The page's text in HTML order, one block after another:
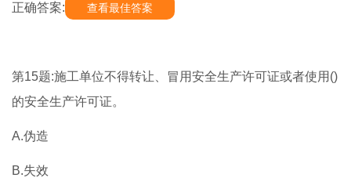
正确答案: 查看最佳答案
第15题:施工单位不得转让、冒用安全生产许可证或者使用()
的安全生产许可证。
A.伪造
B.失效